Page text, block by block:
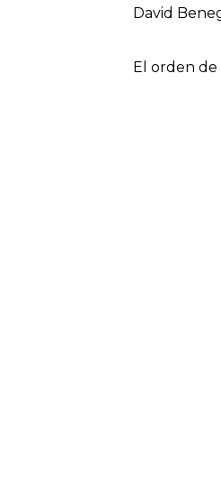
David
El orden de